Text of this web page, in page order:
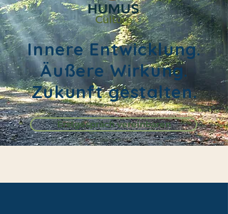
Innere Entwicklung.
Äußere Wirkung.
Zukunft gestalten.
Erstgespräch vereinbaren